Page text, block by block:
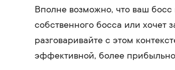
Вполне возможно, что ваш
собственного босса или хочет
разговаривайте с этом
эффективной, более